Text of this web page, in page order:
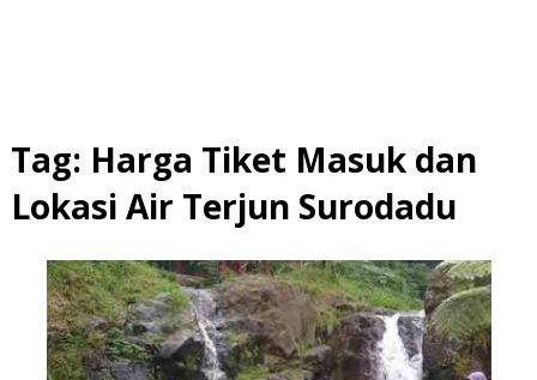
Tag: Harga Tiket Masuk dan
Lokasi Air Terjun Surodadu